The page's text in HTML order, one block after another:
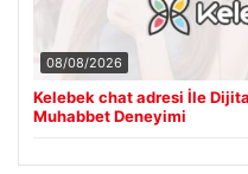
08/08/2026
Kelebek chat adresi İle
Muhabbet Deneyimi